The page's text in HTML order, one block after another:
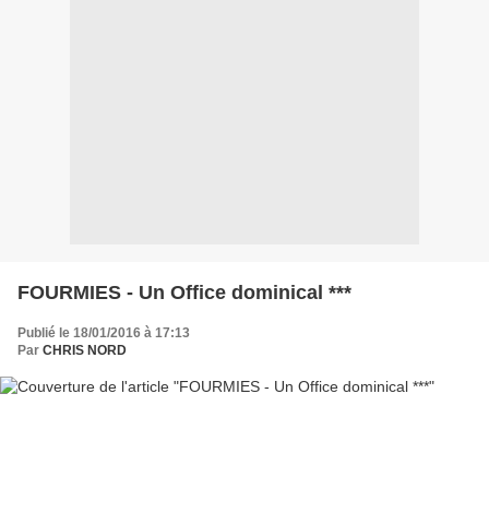
FOURMIES - Un Office dominical ***
Publié le 18/01/2016 à 17:13
Par CHRIS NORD